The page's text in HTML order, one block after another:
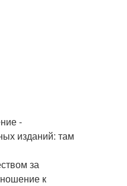
-
изданий: там
за
к